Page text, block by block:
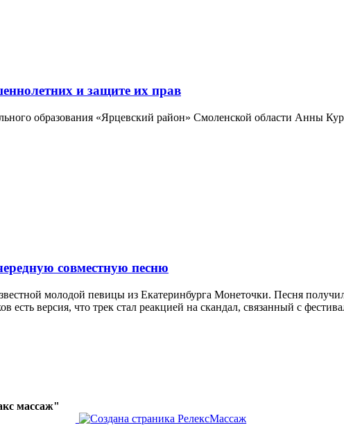
и защите их прав
образования «Ярцевский район» Смоленской области Анны
совместную песню
молодой певицы из Екатеринбурга Монеточки. Песня
версия, что трек стал реакцией на скандал, связанный с
массаж"